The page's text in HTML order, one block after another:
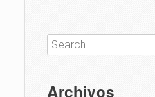
Archivos